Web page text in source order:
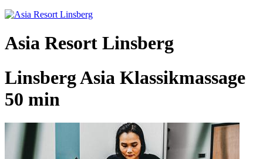
Asia Resort Linsberg
Linsberg Asia Klassikmassage
50 min